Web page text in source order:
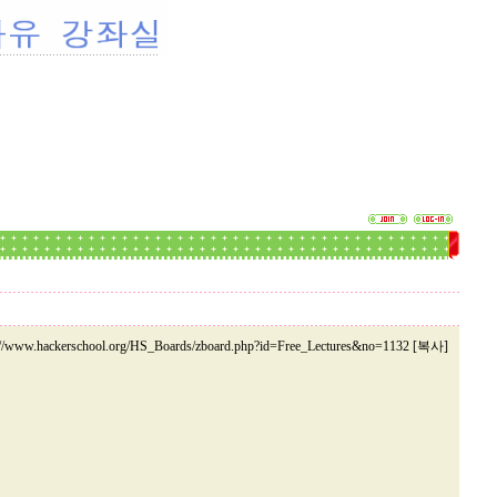
www.hackerschool.org/HS_Boards/zboard.php?id=Free_Lectures&no=1132 [복사]